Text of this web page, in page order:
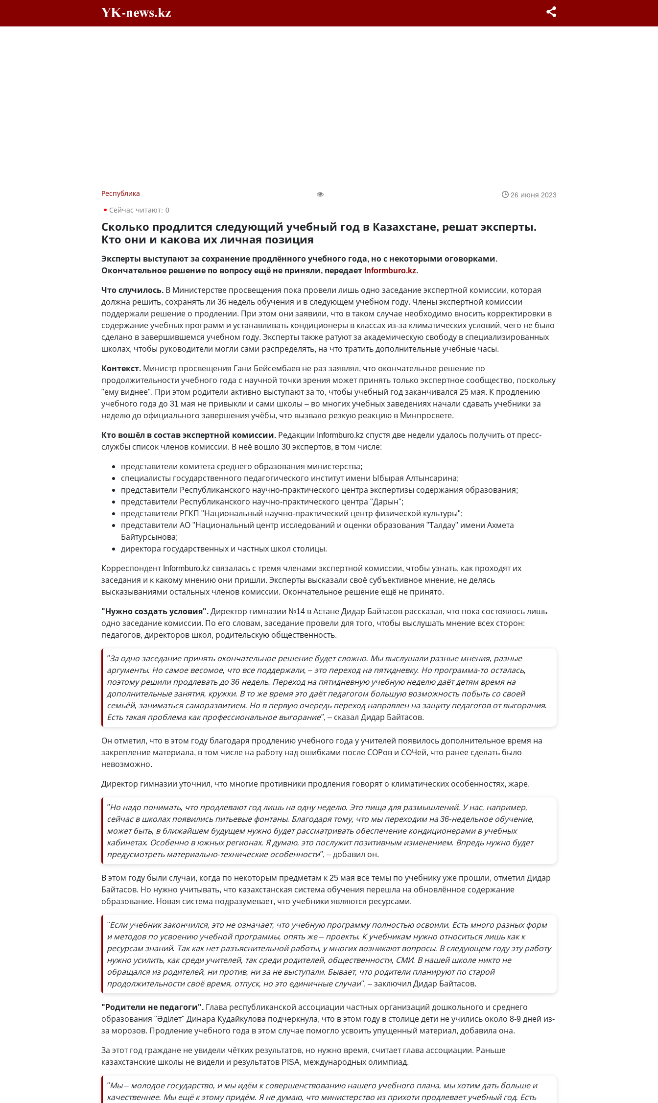
Республика
26 июня 2023
Сейчас читают: 0
Сколько продлится следующий учебный год в Казахстане, решат эксперты.
Кто они и какова их личная позиция
Эксперты выступают за сохранение продлённого учебного года, но с некоторыми оговорками.
Окончательное решение по вопросу ещё не приняли, передает Informburo.kz.
Что случилось. В Министерстве просвещения пока провели лишь одно заседание экспертной комиссии, которая
должна решить, сохранять ли 36 недель обучения и в следующем учебном году. Члены экспертной комиссии
поддержали решение о продлении. При этом они заявили, что в таком случае необходимо вносить корректировки в
содержание учебных программ и устанавливать кондиционеры в классах из-за климатических условий, чего не было
сделано в завершившемся учебном году. Эксперты также ратуют за академическую свободу в специализированных
школах, чтобы руководители могли сами распределять, на что тратить дополнительные учебные часы.
Контекст. Министр просвещения Гани Бейсембаев не раз заявлял, что окончательное решение по
продолжительности учебного года с научной точки зрения может принять только экспертное сообщество, поскольку
"ему виднее". При этом родители активно выступают за то, чтобы учебный год заканчивался 25 мая. К продлению
учебного года до 31 мая не привыкли и сами школы – во многих учебных заведениях начали сдавать учебники за
неделю до официального завершения учёбы, что вызвало резкую реакцию в Минпросвете.
Кто вошёл в состав экспертной комиссии. Редакции Informburo.kz спустя две недели удалось получить от пресс-
службы список членов комиссии. В неё вошло 30 экспертов, в том числе:
представители комитета среднего образования министерства;
специалисты государственного педагогического институт имени Ыбырая Алтынсарина;
представители Республиканского научно-практического центра экспертизы содержания образования;
представители Республиканского научно-практического центра "Дарын";
представители РГКП "Национальный научно-практический центр физической культуры";
представители АО "Национальный центр исследований и оценки образования "Талдау" имени Ахмета
Байтурсынова;
директора государственных и частных школ столицы.
Корреспондент Informburo.kz связалась с тремя членами экспертной комиссии, чтобы узнать, как проходят их
заседания и к какому мнению они пришли. Эксперты высказали своё субъективное мнение, не делясь
высказываниями остальных членов комиссии. Окончательное решение ещё не принято.
"Нужно создать условия".Директор гимназии №14 в Астане Дидар Байтасов рассказал, что пока состоялось лишь
одно заседание комиссии. По его словам, заседание провели для того, чтобы выслушать мнение всех сторон:
педагогов, директоров школ, родительскую общественность.
"За одно заседание принять окончательное решение будет сложно. Мы выслушали разные мнения, разные
аргументы. Но самое весомое, что все поддержали, – это переход на пятидневку. Но программа-то осталась,
поэтому решили продлевать до 36 недель. Переход на пятидневную учебную неделю даёт детям время на
дополнительные занятия, кружки. В то же время это даёт педагогом большую возможность побыть со своей
семьёй, заниматься саморазвитием. Но в первую очередь переход направлен на защиту педагогов от выгорания.
Есть такая проблема как профессиональное выгорание", – сказал Дидар Байтасов.
Он отметил, что в этом году благодаря продлению учебного года у учителей появилось дополнительное время на
закрепление материала, в том числе на работу над ошибками после СОРов и СОЧей, что ранее сделать было
невозможно.
Директор гимназии уточнил, что многие противники продления говорят о климатических особенностях, жаре.
"Но надо понимать, что продлевают год лишь на одну неделю. Это пища для размышлений. У нас, например,
сейчас в школах появились питьевые фонтаны. Благодаря тому, что мы переходим на 36-недельное обучение,
может быть, в ближайшем будущем нужно будет рассматривать обеспечение кондиционерами в учебных
кабинетах. Особенно в южных регионах. Я думаю, это послужит позитивным изменением. Впредь нужно будет
предусмотреть материально-технические особенности", – добавил он.
В этом году были случаи, когда по некоторым предметам к 25 мая все темы по учебнику уже прошли, отметил Дидар
Байтасов. Но нужно учитывать, что казахстанская система обучения перешла на обновлённое содержание
образование. Новая система подразумевает, что учебники являются ресурсами.
"Если учебник закончился, это не означает, что учебную программу полностью освоили. Есть много разных форм
и методов по усвоению учебной программы, опять же – проекты. К учебникам нужно относиться лишь как к
ресурсам знаний. Так как нет разъяснительной работы, у многих возникают вопросы. В следующем году эту работу
нужно усилить, как среди учителей, так среди родителей, общественности, СМИ. В нашей школе никто не
обращался из родителей, ни против, ни за не выступали. Бывает, что родители планируют по старой
продолжительности своё время, отпуск, но это единичные случаи", – заключил Дидар Байтасов.
"Родители не педагоги". Глава республиканской ассоциации частных организаций дошкольного и среднего
образования "Әділет" Динара Кудайкулова подчеркнула, что в этом году в столице дети не учились около 8-9 дней из-
за морозов. Продление учебного года в этом случае помогло усвоить упущенный материал, добавила она.
За этот год граждане не увидели чётких результатов, но нужно время, считает глава ассоциации. Раньше
казахстанские школы не видели и результатов PISA, международных олимпиад.
"Мы – молодое государство, и мы идём к совершенствованию нашего учебного плана, мы хотим дать больше и
качественнее. Мы ещё к этому придём. Я не думаю, что министерство из прихоти продлевает учебный год. Есть